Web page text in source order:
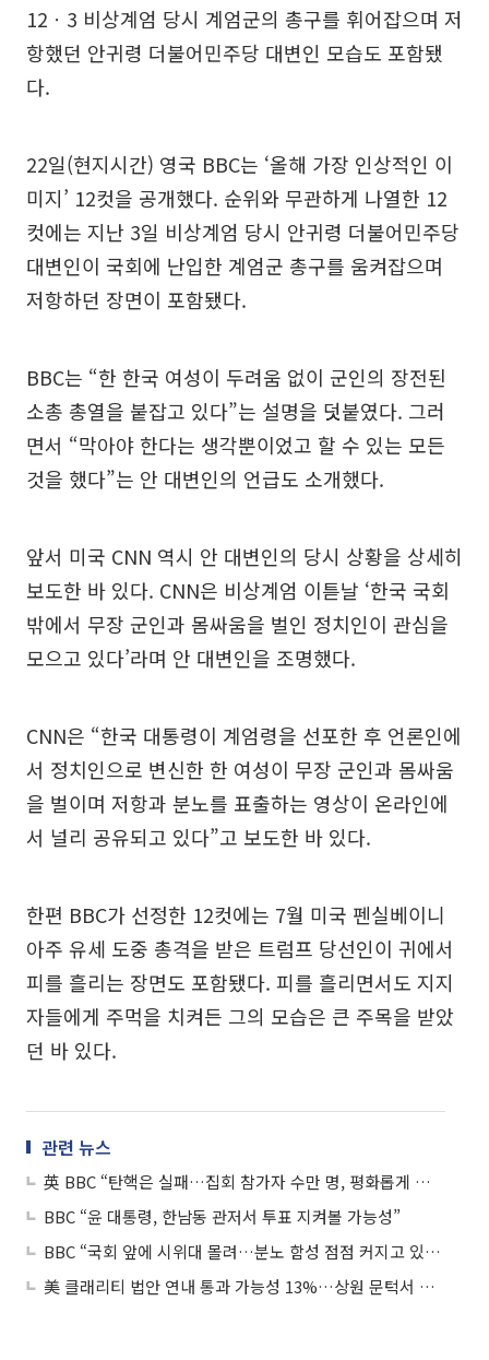
12ㆍ3 비상계엄 당시 계엄군의 총구를 휘어잡으며 저
항했던 안귀령 더불어민주당 대변인 모습도 포함됐
다.
22일(현지시간) 영국 BBC는 ‘올해 가장 인상적인 이
미지’ 12컷을 공개했다. 순위와 무관하게 나열한 12
컷에는 지난 3일 비상계엄 당시 안귀령 더불어민주당
대변인이 국회에 난입한 계엄군 총구를 움켜잡으며
저항하던 장면이 포함됐다.
BBC는 “한 한국 여성이 두려움 없이 군인의 장전된
소총 총열을 붙잡고 있다”는 설명을 덧붙였다. 그러
면서 “막아야 한다는 생각뿐이었고 할 수 있는 모든
것을 했다”는 안 대변인의 언급도 소개했다.
앞서 미국 CNN 역시 안 대변인의 당시 상황을 상세히
보도한 바 있다. CNN은 비상계엄 이튿날 ‘한국 국회
밖에서 무장 군인과 몸싸움을 벌인 정치인이 관심을
모으고 있다’라며 안 대변인을 조명했다.
CNN은 “한국 대통령이 계엄령을 선포한 후 언론인에
서 정치인으로 변신한 한 여성이 무장 군인과 몸싸움
을 벌이며 저항과 분노를 표출하는 영상이 온라인에
서 널리 공유되고 있다”고 보도한 바 있다.
한편 BBC가 선정한 12컷에는 7월 미국 펜실베이니
아주 유세 도중 총격을 받은 트럼프 당선인이 귀에서
피를 흘리는 장면도 포함됐다. 피를 흘리면서도 지지
자들에게 주먹을 치켜든 그의 모습은 큰 주목을 받았
던 바 있다.
관련 뉴스
英 BBC “탄핵은 실패…집회 참가자 수만 명, 평화롭게 쓰레기 주우며 해산”
BBC “윤 대통령, 한남동 관저서 투표 지켜볼 가능성”
BBC “국회 앞에 시위대 몰려…분노 함성 점점 커지고 있어”
美 클래리티 법안 연내 통과 가능성 13%…상원 문턱서 제동